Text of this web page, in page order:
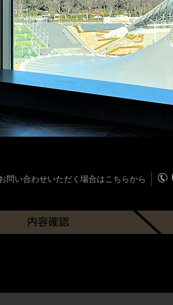
問い合わせいただく場合はこちらから